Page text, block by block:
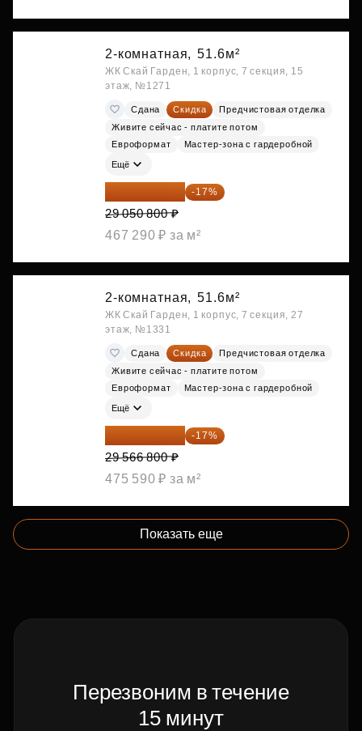
2-комнатная, 51.6м²
ЖК Скай Гарден, 1 корпус, 7 секция, 15
этаж, №1271
Сдана Скидка
Предчистовая отделка
Живите сейчас - платите потом
Евроформат
Мастер-зона с гардеробной
Ещё
24 112 164 ₽ -17%
29 050 800 ₽
467 290 ₽ за м²
2-комнатная, 51.6м²
ЖК Скай Гарден, 1 корпус, 7 секция, 27
этаж, №1331
Сдана Скидка
Предчистовая отделка
Живите сейчас - платите потом
Евроформат
Мастер-зона с гардеробной
Ещё
24 540 444 ₽ -17%
29 566 800 ₽
475 590 ₽ за м²
Показать еще
Перезвоним в течение
15 минут